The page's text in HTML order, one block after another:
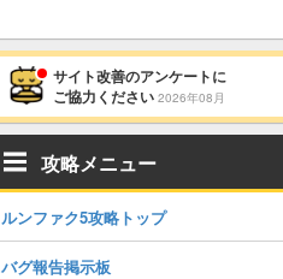
サイト改善のアンケートに
ご協力ください 2026年08月
攻略メニュー
ルンファク5攻略トップ
バグ報告掲示板